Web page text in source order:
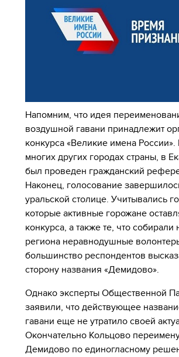
Напомним, что идея
воздушной гавани принадлежит
конкурса «Великие имена России».
многих других городах страны, в
был проведен гражданский
Наконец, голосование
уральской столице. Учитывались
которые активные горожане
конкурса, а также те, что собирали
региона неравнодушные
большинство респондентов
сторону названия «Демидово».
Однако эксперты Общественной
заявили, что действующее
гавани еще не утратило своей
Окончательно Кольцово
Демидово по единогласному